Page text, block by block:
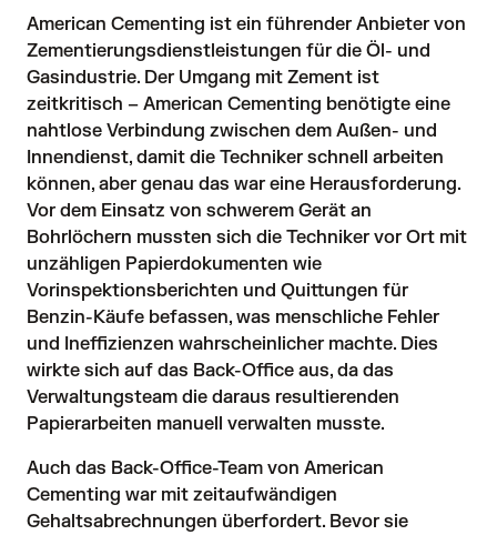
American Cementing ist ein führender Anbieter von
Zementierungsdienstleistungen für die Öl- und
Gasindustrie. Der Umgang mit Zement ist
zeitkritisch – American Cementing benötigte eine
nahtlose Verbindung zwischen dem Außen- und
Innendienst, damit die Techniker schnell arbeiten
können, aber genau das war eine Herausforderung.
Vor dem Einsatz von schwerem Gerät an
Bohrlöchern mussten sich die Techniker vor Ort mit
unzähligen Papierdokumenten wie
Vorinspektionsberichten und Quittungen für
Benzin-Käufe befassen, was menschliche Fehler
und Ineffizienzen wahrscheinlicher machte. Dies
wirkte sich auf das Back-Office aus, da das
Verwaltungsteam die daraus resultierenden
Papierarbeiten manuell verwalten musste.
Auch das Back-Office-Team von American
Cementing war mit zeitaufwändigen
Gehaltsabrechnungen überfordert. Bevor sie